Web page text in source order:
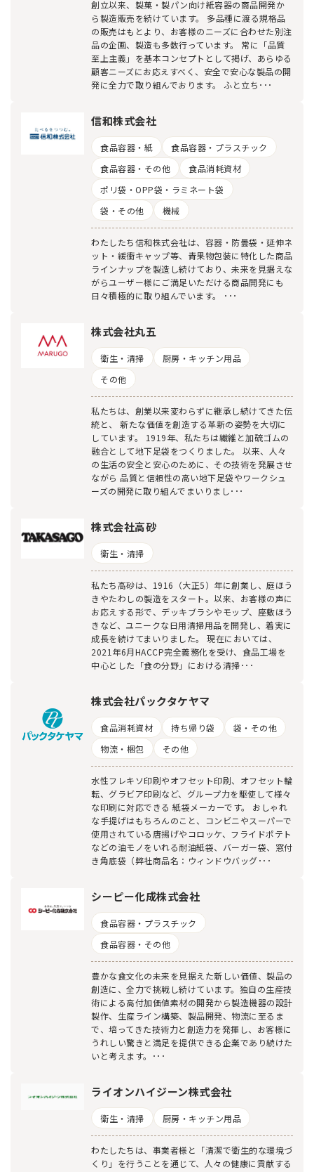
創立以来、製菓・製パン向け紙容器の商品開発か
ら製造販売を続けています。 多品種に渡る規格品
の販売はもとより、お客様のニーズに合わせた別注
品の企画、製造も多数行っています。 常に「品質
至上主義」を基本コンセプトとして掲げ、あらゆる
顧客ニーズにお応えすべく、安全で安心な製品の開
発に全力で取り組んでおります。 ふと立ち･･･
信和株式会社
食品容器・紙
食品容器・プラスチック
食品容器・その他
食品消耗資材
ポリ袋・OPP袋・ラミネート袋
袋・その他
機械
わたしたち信和株式会社は、容器・防曇袋・延伸ネ
ット・緩衝キャップ等、青果物包装に特化した商品
ラインナップを製造し続けており、未来を見据えな
がらユーザー様にご満足いただける商品開発にも
日々積極的に取り組んでいます。 ･･･
株式会社丸五
衛生・清掃
厨房・キッチン用品
その他
私たちは、創業以来変わらずに継承し続けてきた伝
統と、 新たな価値を創造する革新の姿勢を大切に
しています。 1919年、私たちは繊維と加硫ゴムの
融合として地下足袋をつくりました。 以来、人々
の生活の安全と安心のために、その技術を発展させ
ながら 品質と信頼性の高い地下足袋やワークシュ
ーズの開発に取り組んでまいりまし･･･
株式会社高砂
衛生・清掃
私たち高砂は、1916（大正5）年に創業し、庭ほう
きやたわしの製造をスタート。以来、お客様の声に
お応えする形で、デッキブラシやモップ、座敷ほう
きなど、ユニークな日用清掃用品を開発し、着実に
成長を続けてまいりました。 現在においては、
2021年6月HACCP完全義務化を受け、食品工場を
中心とした「食の分野」における清掃･･･
株式会社パックタケヤマ
食品消耗資材 持ち帰り袋
袋・その他
物流・梱包
その他
水性フレキソ印刷やオフセット印刷、オフセット輪
転、グラビア印刷など、グループ力を駆使して様々
な印刷に対応できる 紙袋メーカーです。 おしゃれ
な手提げはもちろんのこと、コンビニやスーパーで
使用されている唐揚げやコロッケ、フライドポテト
などの油モノをいれる耐油紙袋、バーガー袋、窓付
き角底袋（弊社商品名：ウィンドウバッグ･･･
シーピー化成株式会社
食品容器・プラスチック
食品容器・その他
豊かな食文化の未来を見据えた新しい価値、製品の
創造に、全力で挑戦し続けています。独自の生産技
術による高付加価値素材の開発から製造機器の設計
製作、生産ライン構築、製品開発、物流に至るま
で、培ってきた技術力と創造力を発揮し、お客様に
うれしい驚きと満足を提供できる企業であり続けた
いと考えます。･･･
ライオンハイジーン株式会社
衛生・清掃 厨房・キッチン用品
わたしたちは、事業者様と「清潔で衛生的な環境づ
くり」を行うことを通じて、人々の健康に貢献する